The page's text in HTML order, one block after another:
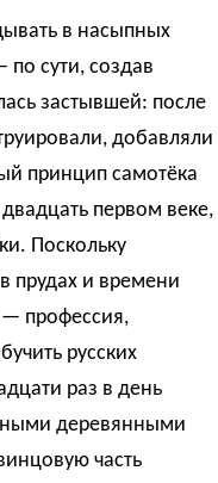
в насыпных
сути, создав
застывшей: после
добавляли
принцип самотёка
первом веке,
Поскольку
прудах и времени
профессия,
русских
раз в день
деревянными
часть